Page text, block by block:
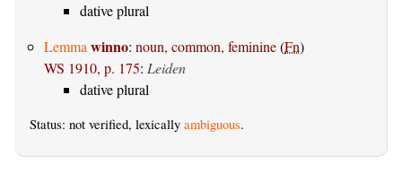
dative plural
Lemmawinno: noun, common, feminine(Fn)
WS 1910, p. 175: Leiden
dative plural
Status: not verified, lexically ambiguous.